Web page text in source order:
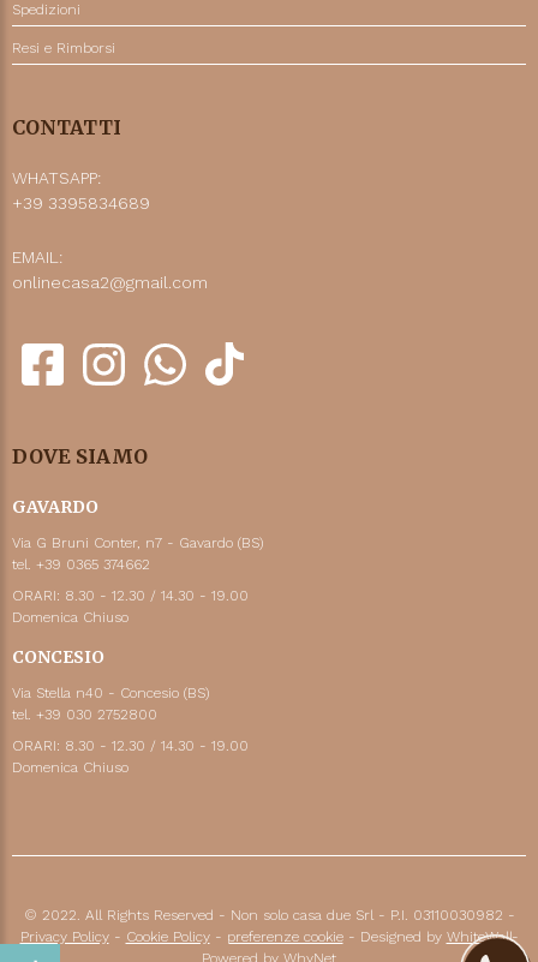
Spedizioni
Resi e Rimborsi
CONTATTI
WHATSAPP:
+39 3395834689
EMAIL:
onlinecasa2@gmail.com
DOVE SIAMO
GAVARDO
Via G Bruni Conter, n7 - Gavardo (BS)
tel. +39 0365 374662
ORARI: 8.30 - 12.30 / 14.30 - 19.00
Domenica Chiuso
CONCESIO
Via Stella n40 - Concesio (BS)
tel. +39 030 2752800
ORARI: 8.30 - 12.30 / 14.30 - 19.00
Domenica Chiuso
© 2022. All Rights Reserved - Non solo casa due Srl - P.I. 03110030982 -
Privacy Policy- Cookie Policy- preferenze cookie- Designed by WhiteWall-